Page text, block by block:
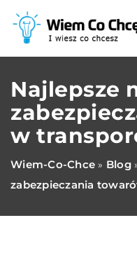
Najlepsze
w
Wiem-Co-Chce » Blog
zabezpieczania